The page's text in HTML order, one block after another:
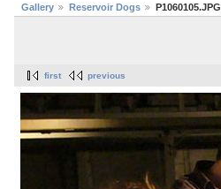
Gallery Reservoir Dogs P1060105.JPG
first previous